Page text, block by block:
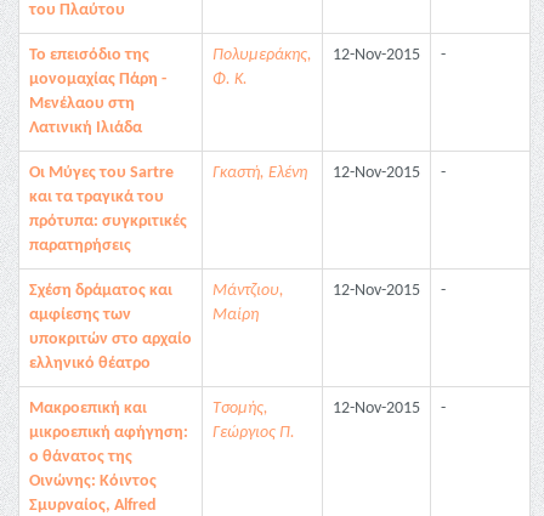
του Πλαύτου
Το επεισόδιο της
μονομαχίας Πάρη -
Μενέλαου στη
Λατινική Ιλιάδα
Πολυμεράκης,
Φ. Κ.
12-Nov-2015 -
Οι Μύγες του Sartre
και τα τραγικά του
πρότυπα: συγκριτικές
παρατηρήσεις
Γκαστή, Ελένη 12-Nov-2015 -
Σχέση δράματος και
αμφίεσης των
υποκριτών στο αρχαίο
ελληνικό θέατρο
Μάντζιου,
Μαίρη
12-Nov-2015 -
Μακροεπική και
μικροεπική αφήγηση:
ο θάνατος της
Οινώνης: Κόιντος
Σμυρναίος, Alfred
Τσομής,
Γεώργιος Π.
12-Nov-2015 -